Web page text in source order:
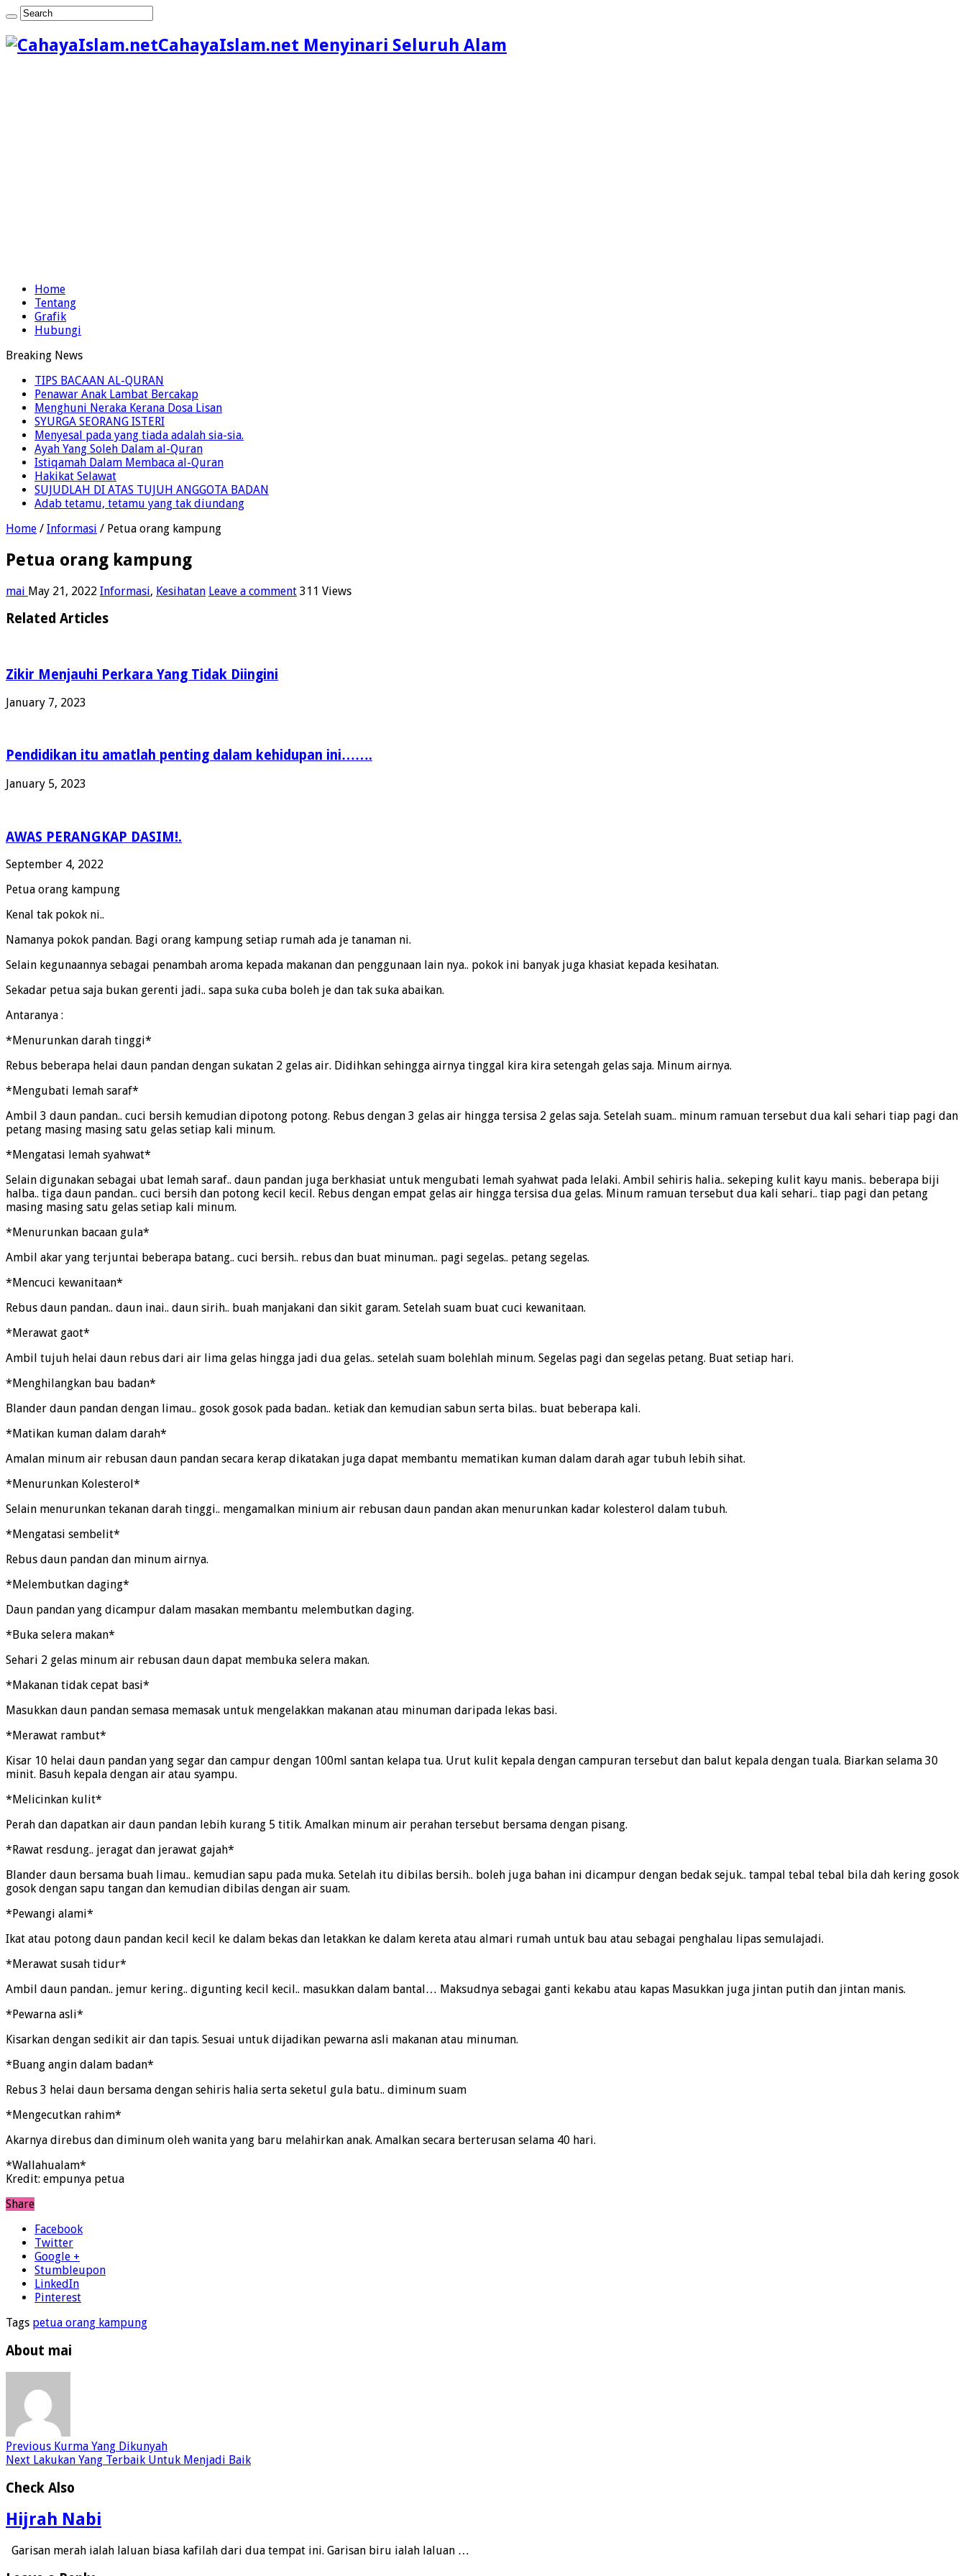
CahayaIslam.net Menyinari Seluruh Alam
Home
Tentang
Grafik
Hubungi
Breaking News
TIPS BACAAN AL-QURAN
Penawar Anak Lambat Bercakap
Menghuni Neraka Kerana Dosa Lisan
SYURGA SEORANG ISTERI
Menyesal pada yang tiada adalah sia-sia.
Ayah Yang Soleh Dalam al-Quran
Istiqamah Dalam Membaca al-Quran
Hakikat Selawat
SUJUDLAH DI ATAS TUJUH ANGGOTA BADAN
Adab tetamu, tetamu yang tak diundang
Home / Informasi / Petua orang kampung
Petua orang kampung
mai May 21, 2022 Informasi, Kesihatan Leave a comment 311 Views
Related Articles
Zikir Menjauhi Perkara Yang Tidak Diingini
January 7, 2023
Pendidikan itu amatlah penting dalam kehidupan ini…….
January 5, 2023
AWAS PERANGKAP DASIM!.
September 4, 2022
Petua orang kampung
Kenal tak pokok ni..
Namanya pokok pandan. Bagi orang kampung setiap rumah ada je tanaman ni.
Selain kegunaannya sebagai penambah aroma kepada makanan dan penggunaan lain nya.. pokok ini banyak juga khasiat kepada kesihatan.
Sekadar petua saja bukan gerenti jadi.. sapa suka cuba boleh je dan tak suka abaikan.
Antaranya :
*Menurunkan darah tinggi*
Rebus beberapa helai daun pandan dengan sukatan 2 gelas air. Didihkan sehingga airnya tinggal kira kira setengah gelas saja. Minum airnya.
*Mengubati lemah saraf*
Ambil 3 daun pandan.. cuci bersih kemudian dipotong potong. Rebus dengan 3 gelas air hingga tersisa 2 gelas saja. Setelah suam.. minum ramuan tersebut dua kali sehari tiap pagi dan
petang masing masing satu gelas setiap kali minum.
*Mengatasi lemah syahwat*
Selain digunakan sebagai ubat lemah saraf.. daun pandan juga berkhasiat untuk mengubati lemah syahwat pada lelaki. Ambil sehiris halia.. sekeping kulit kayu manis.. beberapa biji
halba.. tiga daun pandan.. cuci bersih dan potong kecil kecil. Rebus dengan empat gelas air hingga tersisa dua gelas. Minum ramuan tersebut dua kali sehari.. tiap pagi dan petang
masing masing satu gelas setiap kali minum.
*Menurunkan bacaan gula*
Ambil akar yang terjuntai beberapa batang.. cuci bersih.. rebus dan buat minuman.. pagi segelas.. petang segelas.
*Mencuci kewanitaan*
Rebus daun pandan.. daun inai.. daun sirih.. buah manjakani dan sikit garam. Setelah suam buat cuci kewanitaan.
*Merawat gaot*
Ambil tujuh helai daun rebus dari air lima gelas hingga jadi dua gelas.. setelah suam bolehlah minum. Segelas pagi dan segelas petang. Buat setiap hari.
*Menghilangkan bau badan*
Blander daun pandan dengan limau.. gosok gosok pada badan.. ketiak dan kemudian sabun serta bilas.. buat beberapa kali.
*Matikan kuman dalam darah*
Amalan minum air rebusan daun pandan secara kerap dikatakan juga dapat membantu mematikan kuman dalam darah agar tubuh lebih sihat.
*Menurunkan Kolesterol*
Selain menurunkan tekanan darah tinggi.. mengamalkan minium air rebusan daun pandan akan menurunkan kadar kolesterol dalam tubuh.
*Mengatasi sembelit*
Rebus daun pandan dan minum airnya.
*Melembutkan daging*
Daun pandan yang dicampur dalam masakan membantu melembutkan daging.
*Buka selera makan*
Sehari 2 gelas minum air rebusan daun dapat membuka selera makan.
*Makanan tidak cepat basi*
Masukkan daun pandan semasa memasak untuk mengelakkan makanan atau minuman daripada lekas basi.
*Merawat rambut*
Kisar 10 helai daun pandan yang segar dan campur dengan 100ml santan kelapa tua. Urut kulit kepala dengan campuran tersebut dan balut kepala dengan tuala. Biarkan selama 30
minit. Basuh kepala dengan air atau syampu.
*Melicinkan kulit*
Perah dan dapatkan air daun pandan lebih kurang 5 titik. Amalkan minum air perahan tersebut bersama dengan pisang.
*Rawat resdung.. jeragat dan jerawat gajah*
Blander daun bersama buah limau.. kemudian sapu pada muka. Setelah itu dibilas bersih.. boleh juga bahan ini dicampur dengan bedak sejuk.. tampal tebal tebal bila dah kering gosok
gosok dengan sapu tangan dan kemudian dibilas dengan air suam.
*Pewangi alami*
Ikat atau potong daun pandan kecil kecil ke dalam bekas dan letakkan ke dalam kereta atau almari rumah untuk bau atau sebagai penghalau lipas semulajadi.
*Merawat susah tidur*
Ambil daun pandan.. jemur kering.. digunting kecil kecil.. masukkan dalam bantal… Maksudnya sebagai ganti kekabu atau kapas Masukkan juga jintan putih dan jintan manis.
*Pewarna asli*
Kisarkan dengan sedikit air dan tapis. Sesuai untuk dijadikan pewarna asli makanan atau minuman.
*Buang angin dalam badan*
Rebus 3 helai daun bersama dengan sehiris halia serta seketul gula batu.. diminum suam
*Mengecutkan rahim*
Akarnya direbus dan diminum oleh wanita yang baru melahirkan anak. Amalkan secara berterusan selama 40 hari.
*Wallahualam*
Kredit: empunya petua
Share
Facebook
Twitter
Google +
Stumbleupon
LinkedIn
Pinterest
Tags petua orang kampung
About mai
Previous Kurma Yang Dikunyah
Next Lakukan Yang Terbaik Untuk Menjadi Baik
Check Also
Hijrah Nabi
Garisan merah ialah laluan biasa kafilah dari dua tempat ini. Garisan biru ialah laluan …